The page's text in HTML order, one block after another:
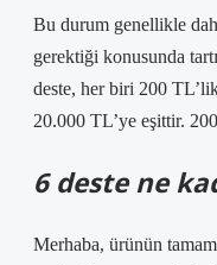
Bu durum genellikle
gerektiği konusunda
deste, her biri 200
20.000 TL’ye eşittir.
6 deste ne
Merhaba, ürünün